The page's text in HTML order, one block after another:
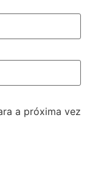
a próxima vez